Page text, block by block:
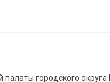
городского округа